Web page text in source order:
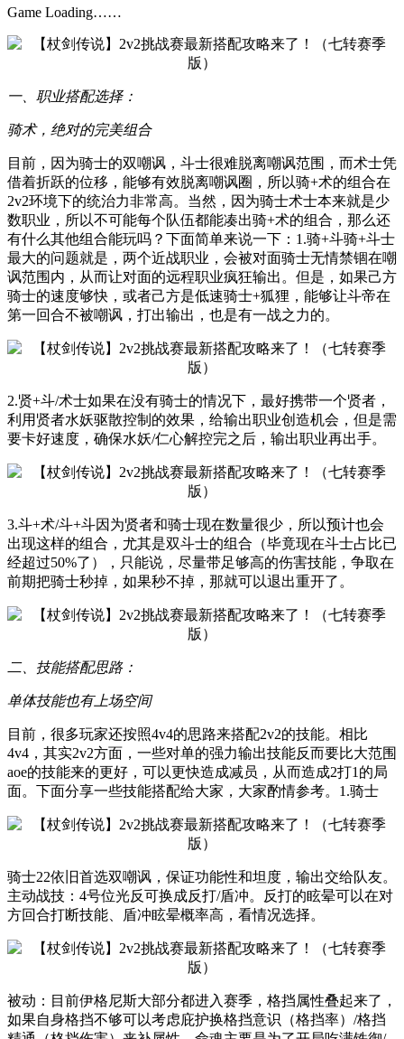
Game Loading……
一、职业搭配选择：
骑术，绝对的完美组合
目前，因为骑士的双嘲讽，斗士很难脱离嘲讽范围，而术士凭
借着折跃的位移，能够有效脱离嘲讽圈，所以骑+术的组合在
2v2环境下的统治力非常高。当然，因为骑士术士本来就是少
数职业，所以不可能每个队伍都能凑出骑+术的组合，那么还
有什么其他组合能玩吗？下面简单来说一下：1.骑+斗骑+斗士
最大的问题就是，两个近战职业，会被对面骑士无情禁锢在嘲
讽范围内，从而让对面的远程职业疯狂输出。但是，如果己方
骑士的速度够快，或者己方是低速骑士+狐狸，能够让斗帝在
第一回合不被嘲讽，打出输出，也是有一战之力的。
2.贤+斗/术士如果在没有骑士的情况下，最好携带一个贤者，
利用贤者水妖驱散控制的效果，给输出职业创造机会，但是需
要卡好速度，确保水妖/仁心解控完之后，输出职业再出手。
3.斗+术/斗+斗因为贤者和骑士现在数量很少，所以预计也会
出现这样的组合，尤其是双斗士的组合（毕竟现在斗士占比已
经超过50%了），只能说，尽量带足够高的伤害技能，争取在
前期把骑士秒掉，如果秒不掉，那就可以退出重开了。
二、技能搭配思路：
单体技能也有上场空间
目前，很多玩家还按照4v4的思路来搭配2v2的技能。相比
4v4，其实2v2方面，一些对单的强力输出技能反而要比大范围
aoe的技能来的更好，可以更快造成减员，从而造成2打1的局
面。下面分享一些技能搭配给大家，大家酌情参考。1.骑士
骑士22依旧首选双嘲讽，保证功能性和坦度，输出交给队友。
主动战技：4号位光反可换成反打/盾冲。反打的眩晕可以在对
方回合打断技能、盾冲眩晕概率高，看情况选择。
被动：目前伊格尼斯大部分都进入赛季，格挡属性叠起来了，
如果自身格挡不够可以考虑庇护换格挡意识（格挡率）/格挡